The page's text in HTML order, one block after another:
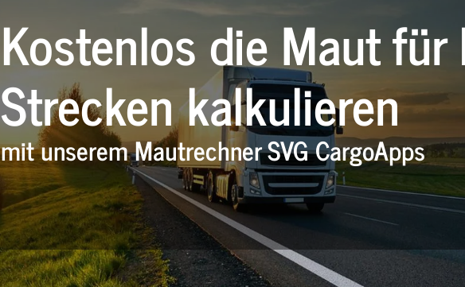
Kostenlos die Maut für
Strecken kalkulieren
mit unserem Mautrechner SVG CargoApps